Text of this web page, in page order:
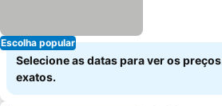
Escolha popular
Selecione as datas para ver os preços
exatos.